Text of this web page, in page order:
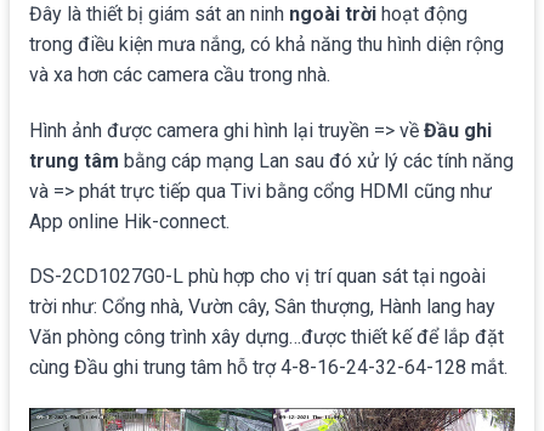
Đây là thiết bị giám sát an ninh ngoài trời hoạt động
trong điều kiện mưa nắng, có khả năng thu hình diện rộng
và xa hơn các camera cầu trong nhà.
Hình ảnh được camera ghi hình lại truyền => về Đầu ghi
trung tâm bằng cáp mạng Lan sau đó xử lý các tính năng
và => phát trực tiếp qua Tivi bằng cổng HDMI cũng như
App online Hik-connect.
DS-2CD1027G0-L phù hợp cho vị trí quan sát tại ngoài
trời như: Cổng nhà, Vườn cây, Sân thượng, Hành lang hay
Văn phòng công trình xây dựng…được thiết kế để lắp đặt
cùng Đầu ghi trung tâm hỗ trợ 4-8-16-24-32-64-128 mắt.